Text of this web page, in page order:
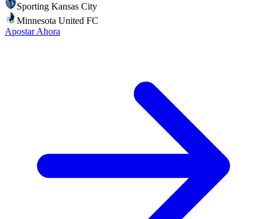
Sporting Kansas City
Minnesota United FC
Apostar Ahora